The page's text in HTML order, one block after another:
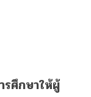
รศึกษาให้ผู้